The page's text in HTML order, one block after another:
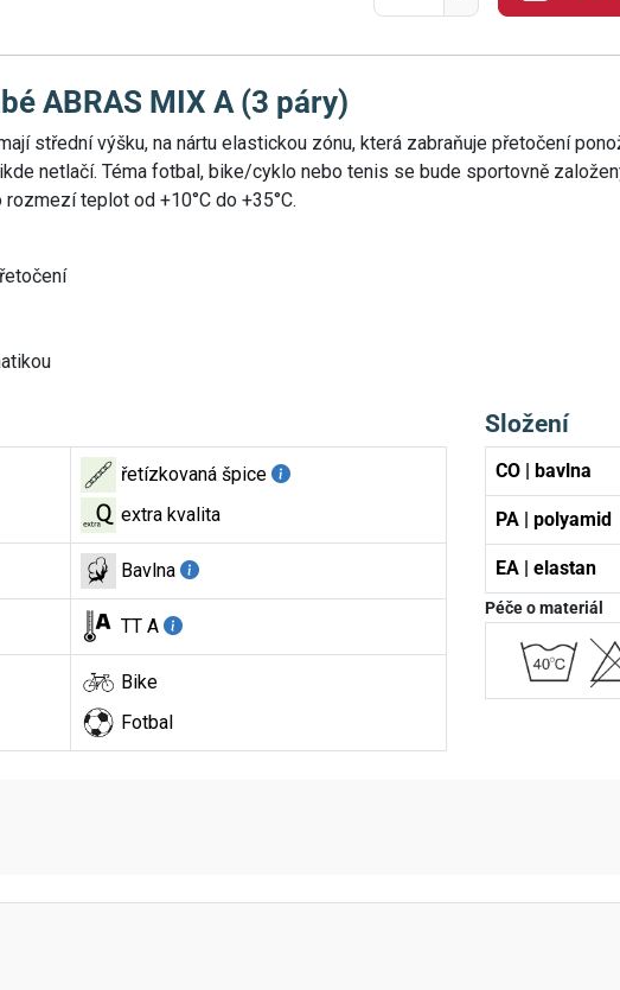
ABRAS MIX A (3 páry)
střední výšku, na nártu elastickou zónu, která zabraňuje přetočení
netlačí. Téma fotbal, bike/cyklo nebo tenis se bude sportovně
teplot od +10°C do +35°C.
řetízkovaná špice
extra kvalita
Bavlna
TT A
Bike
Fotbal
Složení
CO | bavlna
PA | polyamid
EA | elastan
Péče o materiál
- Kontaktní údaje